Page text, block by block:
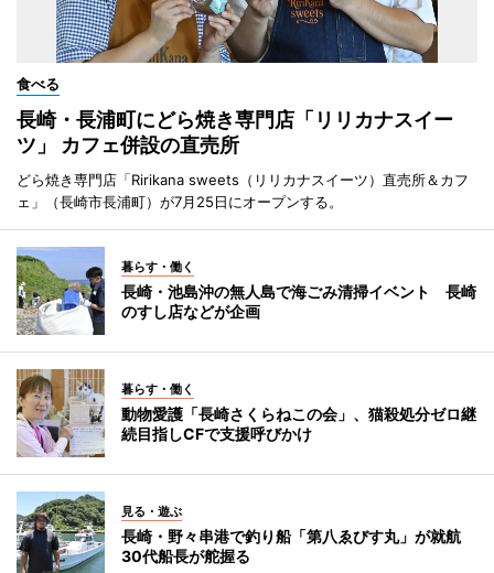
食べる
長崎・長浦町にどら焼き専門店「リリカナスイー
ツ」 カフェ併設の直売所
どら焼き専門店「Ririkana sweets（リリカナスイーツ）直売所＆カフ
ェ」（長崎市長浦町）が7月25日にオープンする。
暮らす・働く
長崎・池島沖の無人島で海ごみ清掃イベント 長崎
のすし店などが企画
暮らす・働く
動物愛護「長崎さくらねこの会」、猫殺処分ゼロ継
続目指しCFで支援呼びかけ
見る・遊ぶ
長崎・野々串港で釣り船「第八ゑびす丸」が就航
30代船長が舵握る